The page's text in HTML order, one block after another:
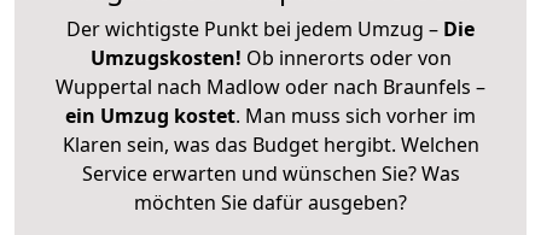
Der wichtigste Punkt bei jedem Umzug – Die
Umzugskosten! Ob innerorts oder von
Wuppertal nach Madlow oder nach Braunfels –
ein Umzug kostet. Man muss sich vorher im
Klaren sein, was das Budget hergibt. Welchen
Service erwarten und wünschen Sie? Was
möchten Sie dafür ausgeben?